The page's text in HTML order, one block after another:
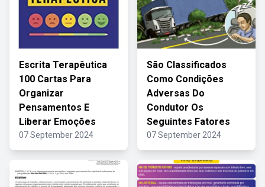
Escrita Terapêutica
100 Cartas Para
Organizar
Pensamentos E
Liberar Emoções
07 September 2024
São Classificados
Como Condições
Adversas Do
Condutor Os
Seguintes Fatores
07 September 2024